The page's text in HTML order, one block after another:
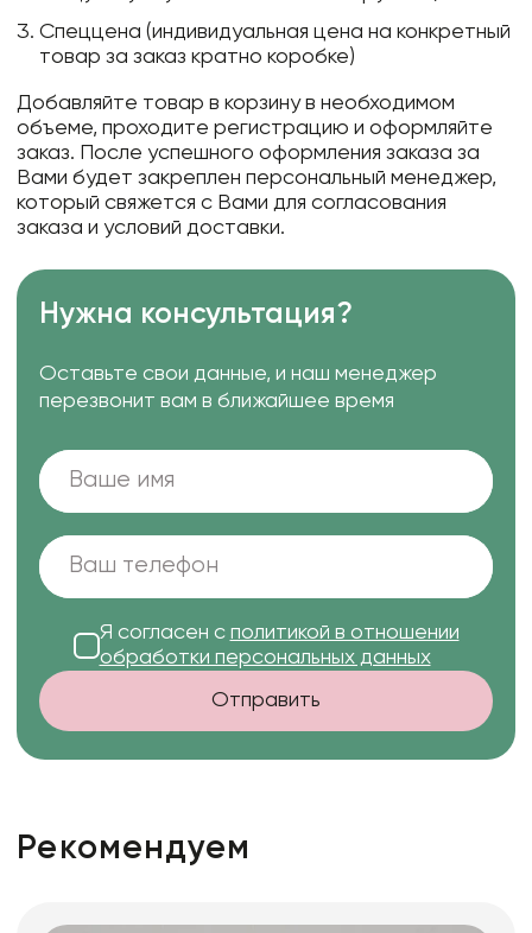
Спеццена (индивидуальная цена на конкретный
товар за заказ кратно коробке)
Добавляйте товар в корзину в необходимом
объеме, проходите регистрацию и оформляйте
заказ. После успешного оформления заказа за
Вами будет закреплен персональный менеджер,
который свяжется с Вами для согласования
заказа и условий доставки.
Нужна консультация?
Оставьте свои данные, и наш менеджер
перезвонит вам в ближайшее время
Я согласен с политикой в отношении
обработки персональных данных
Отправить
Рекомендуем